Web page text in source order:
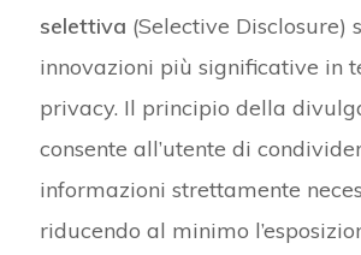
selettiva (Selective Disclosure)
innovazioni più significative in
privacy. Il principio della
consente all’utente di
informazioni strettamente
riducendo al minimo